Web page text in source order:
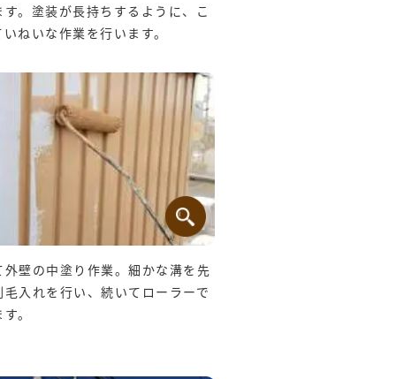
す。塗装が長持ちするように、こ
ねいな作業を行います。
壁の中塗り作業。細かな溝を先
毛入れを行い、続いてローラーで
。